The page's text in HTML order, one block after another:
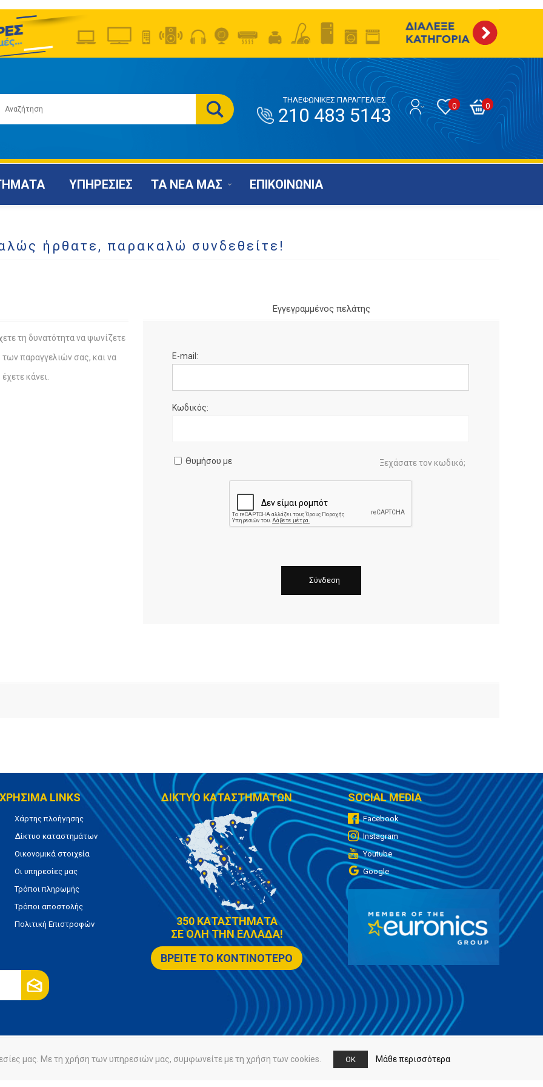
0
0
ΤΗΛΕΦΩΝΙΚΕΣ ΠΑΡΑΓΓΕΛΙΕΣ
210 483 5143
ΥΠΗΡΕΣΙΕΣ ΤΑ ΝΕΑ ΜΑΣ ΕΠΙΚΟΙΝΩΝΙΑ
ήρθατε, παρακαλώ συνδεθείτε!
τη δυνατότητα να ψωνίζετε
των παραγγελιών σας, και να
κάνει.
Εγγεγραμμένος πελάτης
E-mail:
Κωδικός:
Θυμήσου με Ξεχάσατε τον κωδικό;
ΧΡΗΣΙΜΑ LINKS
Χάρτης πλοήγησης
Δίκτυο καταστημάτων
Οικονομικά στοιχεία
Οι υπηρεσίες μας
Τρόποι πληρωμής
Τρόποι αποστολής
Πολιτική Επιστροφών
ΔΙΚΤΥΟ ΚΑΤΑΣΤΗΜΑΤΩΝ
350 ΚΑΤΑΣΤΗΜΑΤΑ
ΣΕ ΟΛΗ ΤΗΝ ΕΛΛΑΔΑ!
ΒΡΕΙΤΕ ΤΟ ΚΟΝΤΙΝΟΤΕΡΟ
SOCIAL MEDIA
Facebook
Instagram
Youtube
Google
Πολιτική Cookies
μας. Με τη χρήση των υπηρεσιών μας, συμφωνείτε με τη χρήση των cookies. OK Μάθε περισσότερα